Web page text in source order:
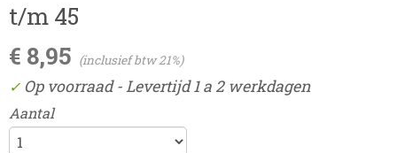
t/m 45
€ 8,95 (inclusief btw 21%)
✓ Op voorraad- Levertijd 1 a 2 werkdagen
Aantal